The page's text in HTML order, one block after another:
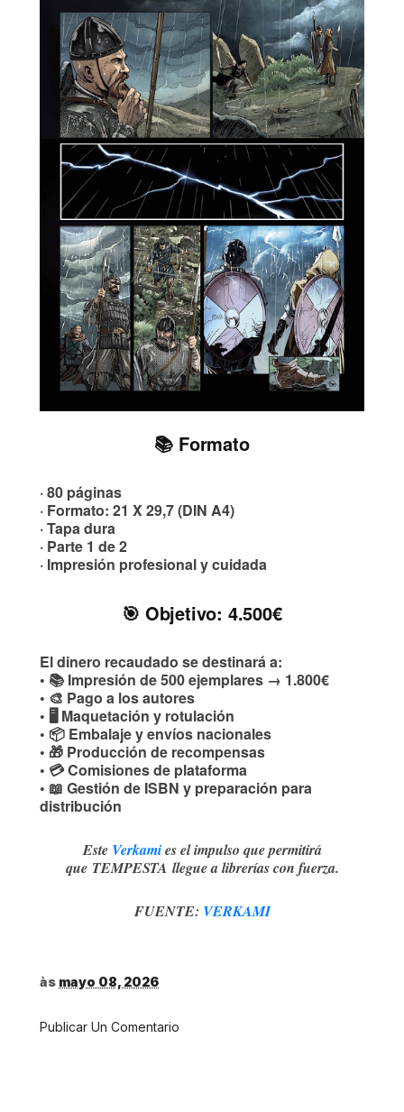
📚 Formato
· 80 páginas
· Formato: 21 X 29,7 (DIN A4)
· Tapa dura
· Parte 1 de 2
· Impresión profesional y cuidada
🎯 Objetivo: 4.500€
El dinero recaudado se destinará a:
• 📚 Impresión de 500 ejemplares → 1.800€
• 🎨 Pago a los autores
• 🖥 Maquetación y rotulación
• 📦 Embalaje y envíos nacionales
• 🎁 Producción de recompensas
• 💳 Comisiones de plataforma
• 📖 Gestión de ISBN y preparación para
distribución
Este Verkamies el impulso que permitirá
que TEMPESTA llegue a librerías con fuerza.
FUENTE: VERKAMI
às mayo 08, 2026
Publicar Un Comentario